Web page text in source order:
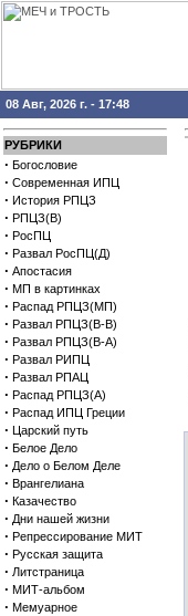
08 Авг, 2026 г. - 17:48
РУБРИКИ
· Богословие
· Современная ИПЦ
· История РПЦЗ
· РПЦЗ(В)
· РосПЦ
· Развал РосПЦ(Д)
· Апостасия
· МП в картинках
· Распад РПЦЗ(МП)
· Развал РПЦЗ(В-В)
· Развал РПЦЗ(В-А)
· Развал РИПЦ
· Развал РПАЦ
· Распад РПЦЗ(А)
· Распад ИПЦ Греции
· Царский путь
· Белое Дело
· Дело о Белом Деле
· Врангелиана
· Казачество
· Дни нашей жизни
· Репрессирование МИТ
· Русская защита
· Литстраница
· МИТ-альбом
· Мемуарное